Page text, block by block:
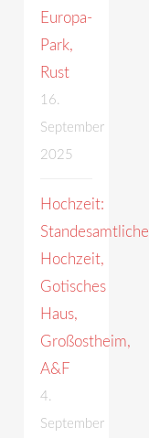
Europa-
Park,
Rust
16.
September
2025
Hochzeit:
Standesamtliche
Hochzeit,
Gotisches
Haus,
Großostheim,
A&F
4.
September